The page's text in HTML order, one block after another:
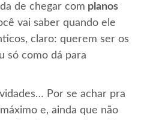
de chegar com planos
vai saber quando ele
claro: querem ser os
só como dá para
Por se achar pra
e, ainda que não